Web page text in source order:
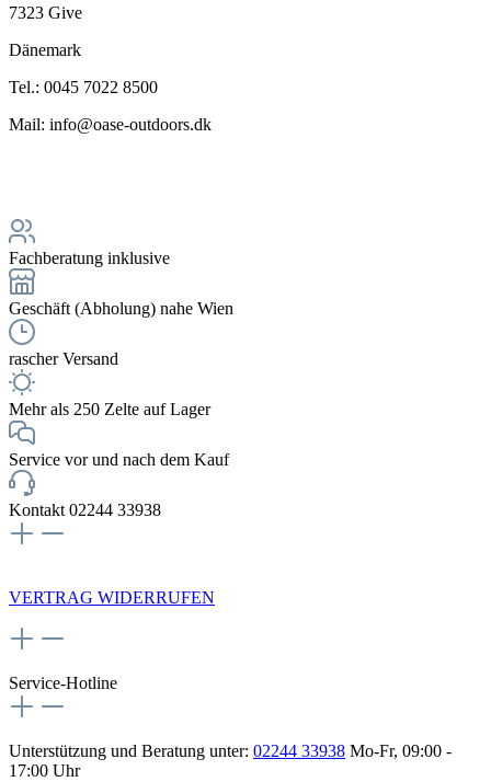
7323 Give
Dänemark
Tel.: 0045 7022 8500
Mail: info@oase-outdoors.dk
Fachberatung inklusive
Geschäft (Abholung) nahe Wien
rascher Versand
Mehr als 250 Zelte auf Lager
Service vor und nach dem Kauf
Kontakt 02244 33938
VERTRAG WIDERRUFEN
Service-Hotline
Unterstützung und Beratung unter: 02244 33938 Mo-Fr, 09:00 -
17:00 Uhr